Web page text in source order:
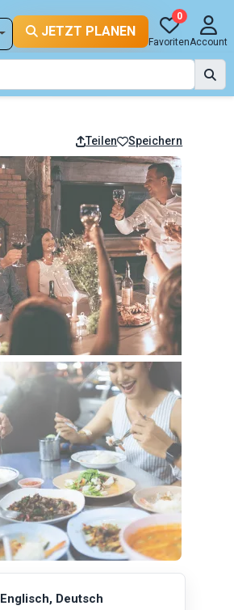
JETZT PLANEN
0
FavoritenAccount
Teilen Speichern
Englisch, Deutsch